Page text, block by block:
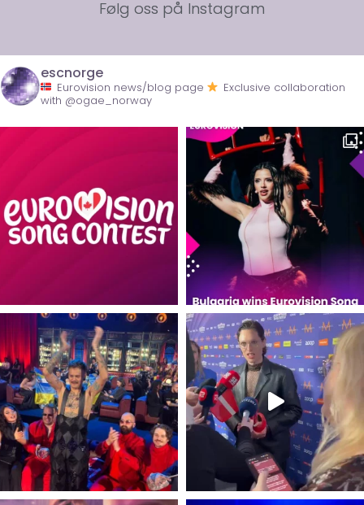
Følg oss på Instagram
escnorge
Eurovision news/blog page
Exclusive collaboration
with @ogae_norway